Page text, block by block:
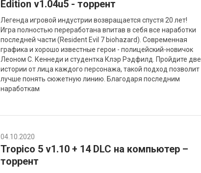
Edition v1.04u5 - торрент
Легенда игровой индустрии возвращается спустя 20 лет!
Игра полностью переработана впитав в себя все наработки
последней части (Resident Evil 7 biohazard). Современная
графика и хорошо известные герои - полицейский-новичок
Леоном С. Кеннеди и студентка Клэр Рэдфилд. Пройдите две
истории от лица каждого персонажа, такой подход позволит
лучше понять сюжетную линию. Благодаря последним
наработкам
04.10.2020
Tropico 5 v1.10 + 14 DLC на компьютер –
торрент